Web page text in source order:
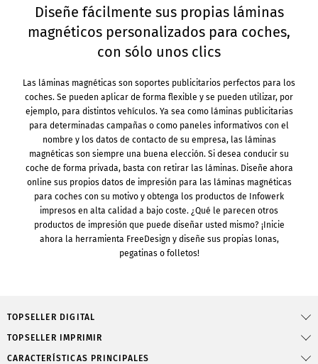
Diseñe fácilmente sus propias láminas
magnéticos personalizados para coches,
con sólo unos clics
Las láminas magnéticas son soportes publicitarios perfectos para los
coches. Se pueden aplicar de forma flexible y se pueden utilizar, por
ejemplo, para distintos vehículos. Ya sea como láminas publicitarias
para determinadas campañas o como paneles informativos con el
nombre y los datos de contacto de su empresa, las láminas
magnéticas son siempre una buena elección. Si desea conducir su
coche de forma privada, basta con retirar las láminas. Diseñe ahora
online sus propios datos de impresión para las láminas magnéticas
para coches con su motivo y obtenga los productos de Infowerk
impresos en alta calidad a bajo coste. ¿Qué le parecen otros
productos de impresión que puede diseñar usted mismo? ¡Inicie
ahora la herramienta FreeDesign y diseñe sus propias lonas,
pegatinas o folletos!
TOPSELLER DIGITAL
TOPSELLER IMPRIMIR
CARACTERÍSTICAS PRINCIPALES